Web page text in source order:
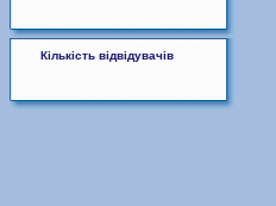
Кількість відвідувачів